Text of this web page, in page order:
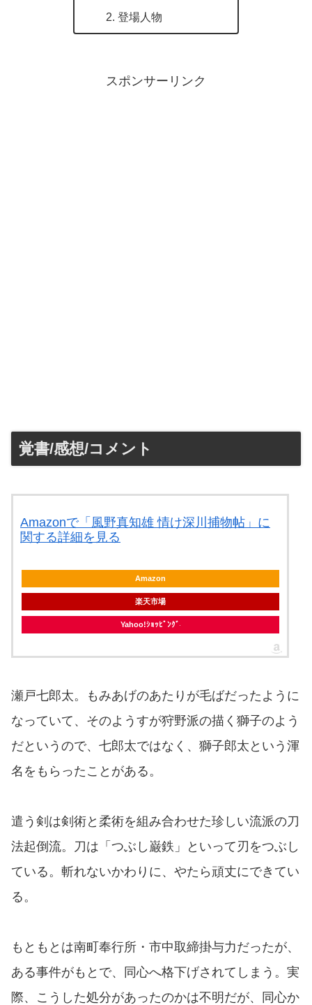
登場人物
スポンサーリンク
覚書/感想/コメント
Amazonで「風野真知雄 情け深川捕物帖」に
関する詳細を見る
Amazon
楽天市場
Yahoo!ｼｮｯﾋﾟﾝｸﾞ
瀬戸七郎太。もみあげのあたりが毛ばだったように
なっていて、そのようすが狩野派の描く獅子のよう
だというので、七郎太ではなく、獅子郎太という渾
名をもらったことがある。
遣う剣は剣術と柔術を組み合わせた珍しい流派の刀
法起倒流。刀は「つぶし巌鉄」といって刃をつぶし
ている。斬れないかわりに、やたら頑丈にできてい
る。
もともとは南町奉行所・市中取締掛与力だったが、
ある事件がもとで、同心へ格下げされてしまう。実
際、こうした処分があったのかは不明だが、同心か